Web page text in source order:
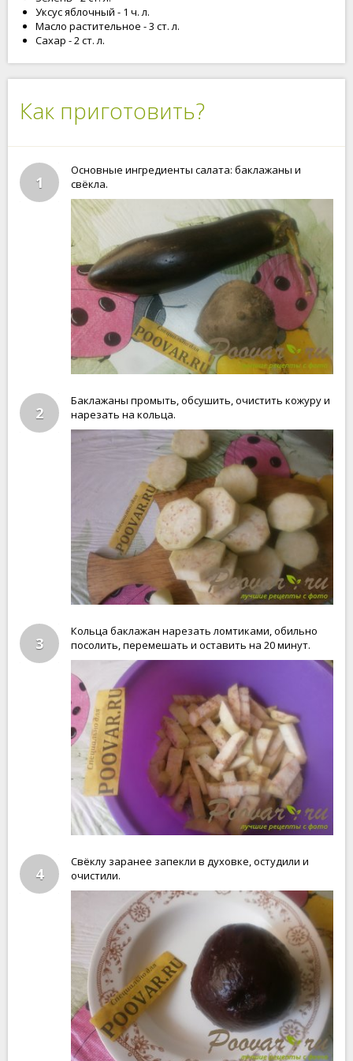
Уксус яблочный - 1 ч. л.
Масло растительное - 3 ст. л.
Сахар - 2 ст. л.
Как приготовить?
1
Основные ингредиенты салата: баклажаны и
свёкла.
2
Баклажаны промыть, обсушить, очистить кожуру и
нарезать на кольца.
3
Кольца баклажан нарезать ломтиками, обильно
посолить, перемешать и оставить на 20 минут.
4
Свёклу заранее запекли в духовке, остудили и
очистили.